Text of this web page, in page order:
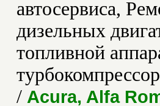
автосервиса,
дизельных
топливной
/ Acura, Alfa